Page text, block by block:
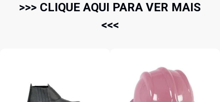
>>> CLIQUE AQUI PARA VER MAIS
<<<